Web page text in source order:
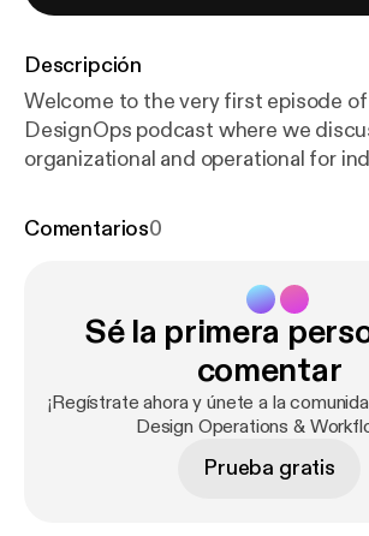
Descripción
Welcome to the very first episode
DesignOps podcast where we
organizational and operational for
information on DesignOps check out
uxdesign.cc/designops-the-
probably-asking-yourself-now-
DesignOps at Airbnb airbnb.design/
airbnb/ The DesignOps Handbook by InVision
www.designbetter.co/designops-
https://anchor.fm/operate/
Comentarios0
Sé la primera
comentar
¡Regístrate ahora y únete a la
Design Operations &
Prueba gratis